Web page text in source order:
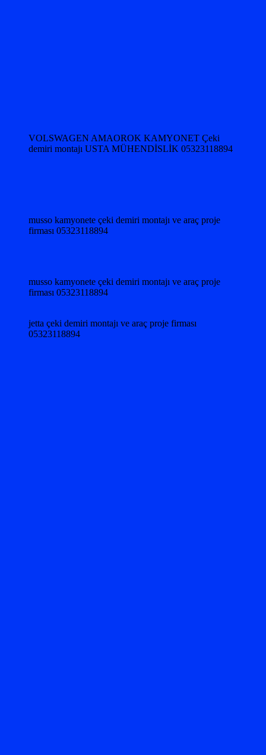
VOLSWAGEN AMAOROK KAMYONET Çeki
demiri montajı USTA MÜHENDİSLİK 05323118894
musso kamyonete çeki demiri montajı ve araç proje
firması 05323118894
musso kamyonete çeki demiri montajı ve araç proje
firması 05323118894
jetta çeki demiri montajı ve araç proje firması
05323118894